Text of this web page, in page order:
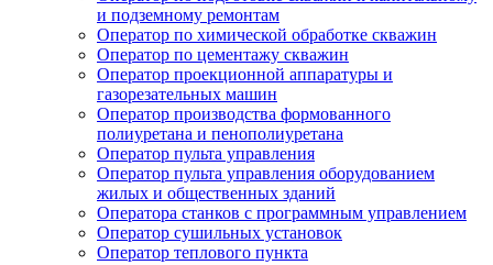
и подземному ремонтам
Оператор по химической обработке скважин
Оператор по цементажу скважин
Оператор проекционной аппаратуры и
газорезательных машин
Оператор производства формованного
полиуретана и пенополиуретана
Оператор пульта управления
Оператор пульта управления оборудованием
жилых и общественных зданий
Оператора станков с программным управлением
Оператор сушильных установок
Оператор теплового пункта